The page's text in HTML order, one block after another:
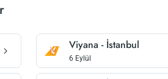
Viyana - İstanbul
6 Eylül